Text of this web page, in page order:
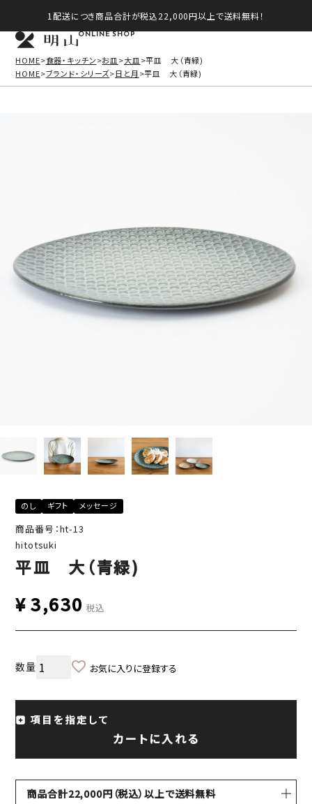
1配送につき商品合計が税込22,000円以上で送料無料！
ONLINE SHOP
HOME 食器・キッチン お皿 大皿
平皿 大（青緑)
HOME ブランド・シリーズ 日と月 平皿 大（青緑)
のし ギフト メッセージ
商品番号：ht-13
hitotsuki
平皿 大（青緑)
¥3,630 税込
お気に入りに登録する
項目を指定して
カートに入れる
商品合計22,000円（税込）以上で送料無料